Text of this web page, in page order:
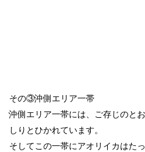
その③沖側エリア一帯
沖側エリア一帯には、ご存じのと
しりとひかれています。
そしてこの一帯にアオリイカはた